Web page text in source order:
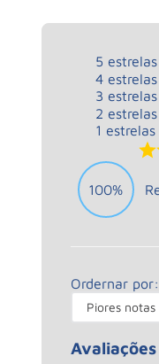
5 estrelas
4 estrelas
3 estrelas
2 estrelas
1 estrelas
100%
Ordernar por:
Piores